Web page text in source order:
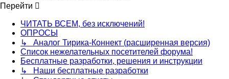
Перейти
ЧИТАТЬ ВСЕМ, без исключений!
ОПРОСЫ
↳ Аналог Тирика-Коннект (расширенная версия)
Список нежелательных посетителей форума!
Бесплатные разработки, решения и инструкции
↳ Наши бесплатные разработки